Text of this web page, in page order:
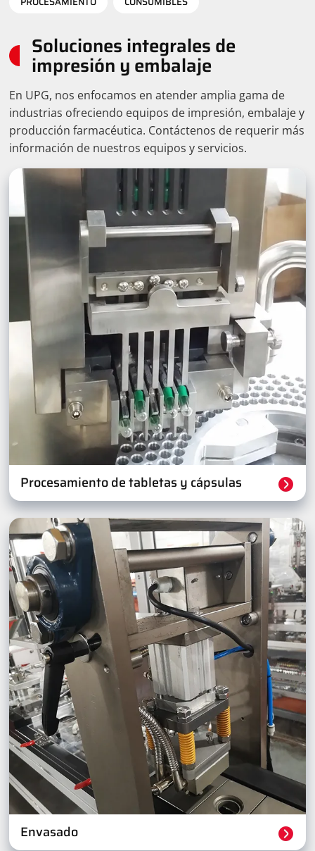
Soluciones integrales de
impresión y embalaje
En UPG, nos enfocamos en atender amplia gama de
industrias ofreciendo equipos de impresión, embalaje y
producción farmacéutica. Contáctenos de requerir más
información de nuestros equipos y servicios.
Procesamiento de tabletas y cápsulas
Envasado